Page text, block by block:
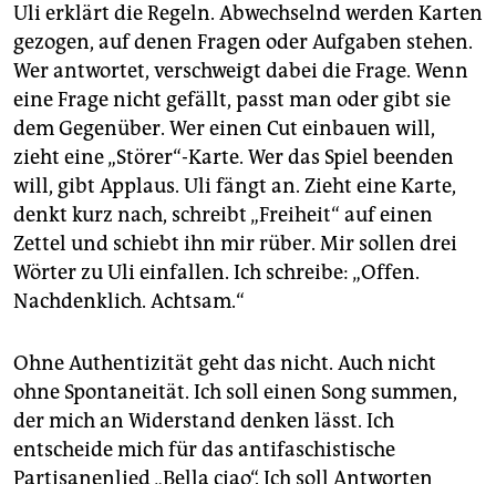
Uli erklärt die Regeln. Abwechselnd werden Karten
gezogen, auf denen Fragen oder Aufgaben stehen.
Wer antwortet, verschweigt dabei die Frage. Wenn
eine Frage nicht gefällt, passt man oder gibt sie
dem Gegenüber. Wer einen Cut einbauen will,
zieht eine „Störer“-Karte. Wer das Spiel beenden
will, gibt Applaus. Uli fängt an. Zieht eine Karte,
denkt kurz nach, schreibt „Freiheit“ auf einen
Zettel und schiebt ihn mir rüber. Mir sollen drei
Wörter zu Uli einfallen. Ich schreibe: „Offen.
Nachdenklich. Achtsam.“
Ohne Authentizität geht das nicht. Auch nicht
ohne Spontaneität. Ich soll einen Song summen,
der mich an Widerstand denken lässt. Ich
entscheide mich für das antifaschistische
Partisanenlied „Bella ciao“. Ich soll Antworten